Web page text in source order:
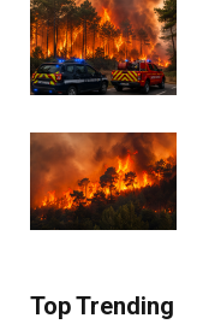
Top Trending